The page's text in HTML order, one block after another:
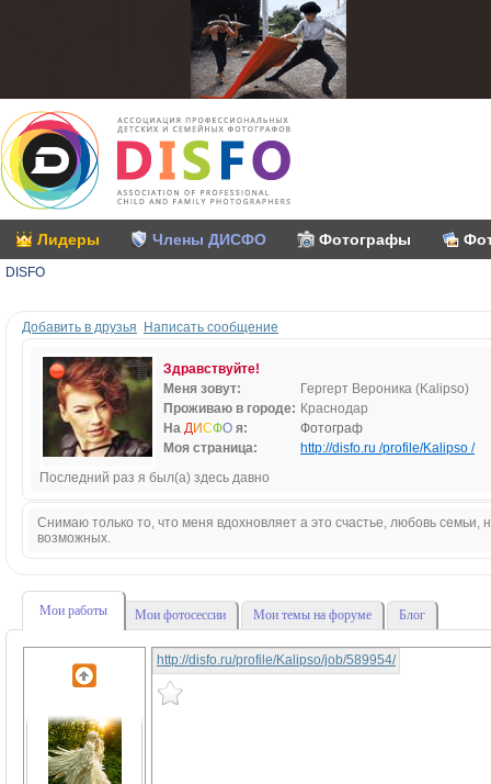
Лидеры Члены ДИСФО Фотографы
DISFO
Добавить в друзья Написать сообщение
Здравствуйте!
Меня зовут:
Гергерт Вероника (Kalipso)
Проживаю в городе: Краснодар
На ДИСФО я:
Фотограф
Моя страница:
http://disfo.ru /profile/Kalipso /
Последний раз я был(а) здесь давно
Снимаю только то, что меня вдохновляет а это счастье, любовь
возможных.
Мои работы Мои фотосессии Мои темы на форуме Блог
http://disfo.ru/profile/Kalipso/job/589954/